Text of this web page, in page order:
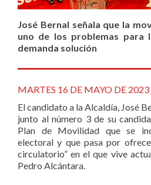
José Bernal señala que la
uno de los problemas para
demanda solución
MARTES 16 DE MAYO DE 2023
El candidato a la Alcaldía, José
junto al número 3 de su
Plan de Movilidad que se
electoral y que pasa por
circulatorio” en el que vive
Pedro Alcántara.